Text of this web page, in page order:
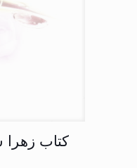
کتاب زهرا